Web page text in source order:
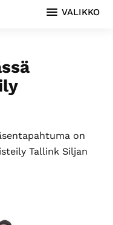
VALIKKO
on
Tallink Siljan